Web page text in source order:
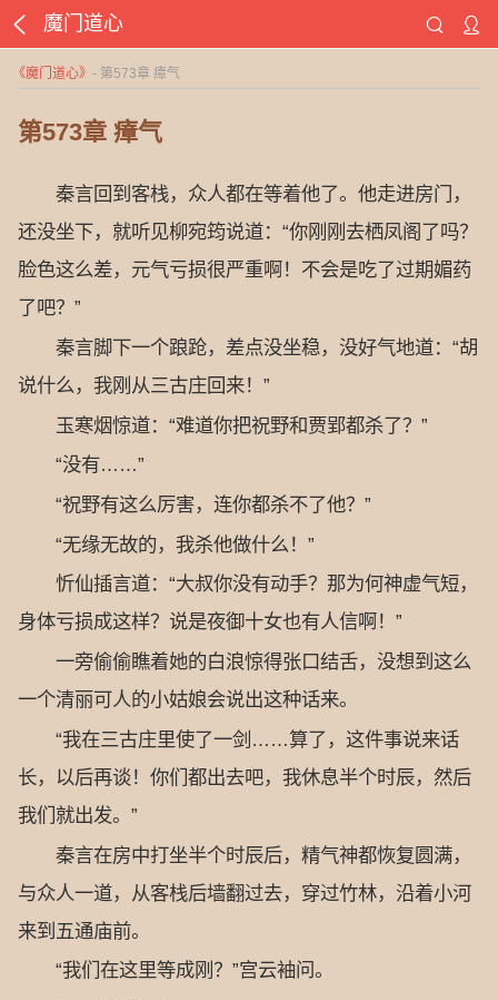
魔门道心
《魔门道心》 - 第573章 瘴气
第573章 瘴气
秦言回到客栈，众人都在等着他了。他走进房门，
还没坐下，就听见柳宛筠说道：“你刚刚去栖凤阁了吗？
脸色这么差，元气亏损很严重啊！不会是吃了过期媚药
了吧？”
秦言脚下一个踉跄，差点没坐稳，没好气地道：“胡
说什么，我刚从三古庄回来！”
玉寒烟惊道：“难道你把祝野和贾郢都杀了？”
“没有……”
“祝野有这么厉害，连你都杀不了他？”
“无缘无故的，我杀他做什么！”
忻仙插言道：“大叔你没有动手？那为何神虚气短，
身体亏损成这样？说是夜御十女也有人信啊！”
一旁偷偷瞧着她的白浪惊得张口结舌，没想到这么
一个清丽可人的小姑娘会说出这种话来。
“我在三古庄里使了一剑……算了，这件事说来话
长，以后再谈！你们都出去吧，我休息半个时辰，然后
我们就出发。”
秦言在房中打坐半个时辰后，精气神都恢复圆满，
与众人一道，从客栈后墙翻过去，穿过竹林，沿着小河
来到五通庙前。
“我们在这里等成刚？”宫云袖问。